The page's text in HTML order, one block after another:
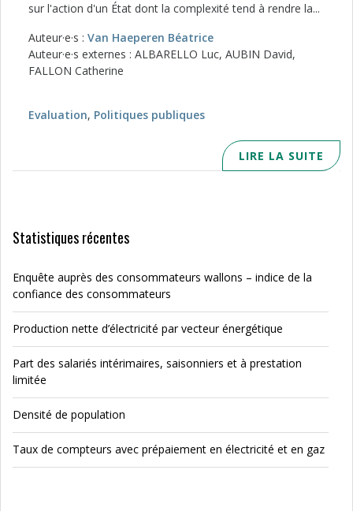
sur l'action d'un État dont la complexité tend à rendre la...
Auteur·e·s : Van Haeperen Béatrice
Auteur·e·s externes : ALBARELLO Luc, AUBIN David,
FALLON Catherine
Evaluation, Politiques publiques
LIRE LA SUITE
Statistiques récentes
Enquête auprès des consommateurs wallons – indice de la
confiance des consommateurs
Production nette d’électricité par vecteur énergétique
Part des salariés intérimaires, saisonniers et à prestation
limitée
Densité de population
Taux de compteurs avec prépaiement en électricité et en gaz